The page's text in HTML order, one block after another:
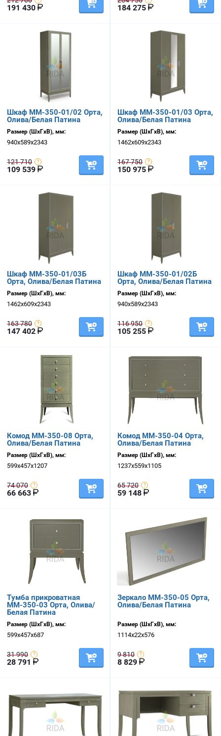
191 430 184 275
Шкаф ММ-350-01/02 Орта,
Олива/Белая Патина
Размер (ШхГхВ), мм:
940х589х2343
121 710
109 539
Шкаф ММ-350-01/03 Орта,
Олива/Белая Патина
Размер (ШхГхВ), мм:
1462х609х2343
167 750
150 975
Шкаф ММ-350-01/03Б
Орта, Олива/Белая Патина
Размер (ШхГхВ), мм:
1462х609х2343
163 780
147 402
Шкаф ММ-350-01/02Б
Орта, Олива/Белая Патина
Размер (ШхГхВ), мм:
940х589х2343
116 950
105 255
Комод ММ-350-08 Орта,
Олива/Белая Патина
Размер (ШхГхВ), мм:
599х457х1207
74 070
66 663
Комод ММ-350-04 Орта,
Олива/Белая Патина
Размер (ШхГхВ), мм:
1237х559х1105
65 720
59 148
Тумба прикроватная
ММ-350-03 Орта, Олива/
Белая Патина
Размер (ШхГхВ), мм:
599х457х687
31 990
28 791
Зеркало ММ-350-05 Орта,
Олива/Белая Патина
Размер (ШхГхВ), мм:
1114х22х576
9 810
8 829